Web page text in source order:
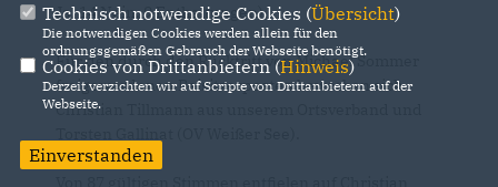
Ja, 14 Nein, 9 Enthaltungen).
Für den durch den Rücktritt von Michael Sommer
freigewordenen Beisitzerposten bewarben sich
Christian Tillmann aus unserem Ortsverband und
Technisch notwendige Cookies (Übersicht)
Die notwendigen Cookies werden allein für den
ordnungsgemäßen Gebrauch der Webseite benötigt.
Cookies von Drittanbietern (Hinweis)
Derzeit verzichten wir auf Scripte von Drittanbietern auf der
Webseite.
Einverstanden